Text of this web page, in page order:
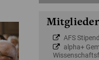
Mitglieder
AFS
alpha+